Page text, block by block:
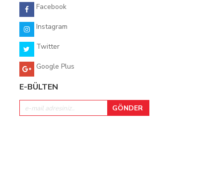
Facebook
Instagram
Twitter
Google Plus
E-BÜLTEN